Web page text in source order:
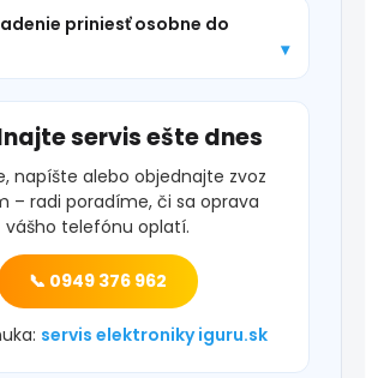
priniesť osobne do
servis ešte dnes
napíšte alebo objednajte zvoz
– radi poradíme, či sa oprava
vášho telefónu oplatí.
📞 0949 376 962
servis elektroniky iguru.sk